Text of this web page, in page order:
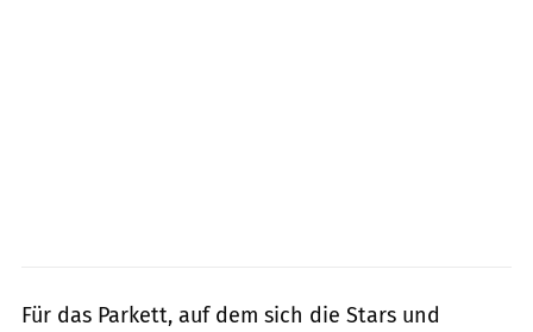
Für das Parkett, auf dem sich die Stars und